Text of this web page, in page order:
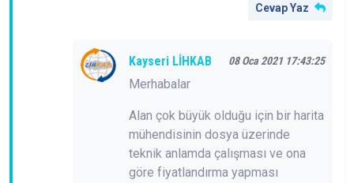
Cevap Yaz
Kayseri LİHKAB 08 Oca 2021 17:43:25
Merhabalar
Alan çok büyük olduğu için bir harita
mühendisinin dosya üzerinde
teknik anlamda çalışması ve ona
göre fiyatlandırma yapması